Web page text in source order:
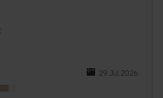
29.Jul.2026